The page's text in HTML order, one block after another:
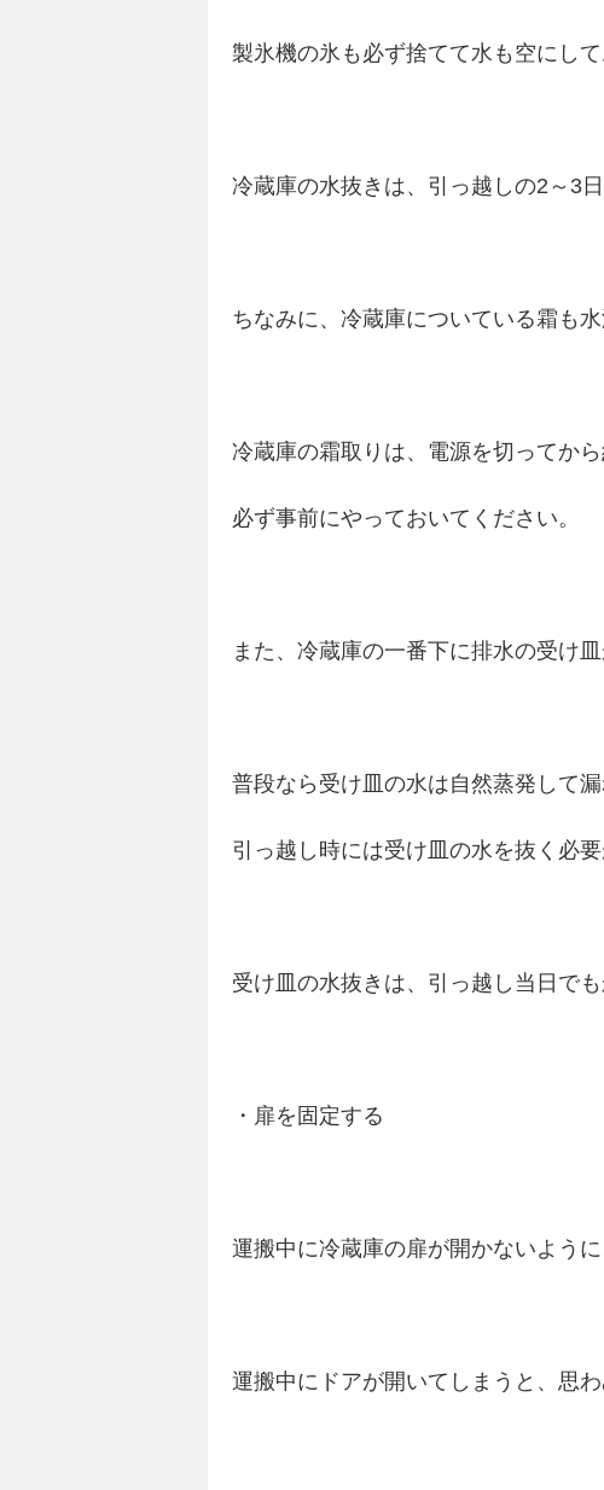
製氷機の氷も必ず捨てて水も空にして
冷蔵庫の水抜きは、引っ越しの2～3
ちなみに、冷蔵庫についている霜も
冷蔵庫の霜取りは、電源を切ってから
必ず事前にやっておいてください。
また、冷蔵庫の一番下に排水の受け皿
普段なら受け皿の水は自然蒸発して
引っ越し時には受け皿の水を抜く必要
受け皿の水抜きは、引っ越し当日でも
・扉を固定する
運搬中に冷蔵庫の扉が開かないよう
運搬中にドアが開いてしまうと、思